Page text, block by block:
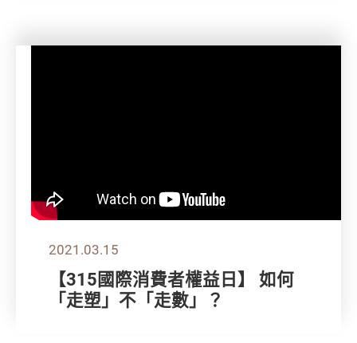
2021.03.15
【315國際消費者權益日】 如何
「走塑」不「走數」？